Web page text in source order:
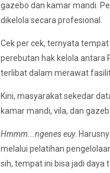
gazebo dan kamar mandi.
dikelola secara profesional.
Cek per cek, ternyata
perebutan hak kelola antara
terlibat dalam merawat
Kini, masyarakat sekedar
kamar mandi, vila, dan
Hmmm...ngenes euy.
melalui pelatihan
sih, tempat ini bisa jadi daya